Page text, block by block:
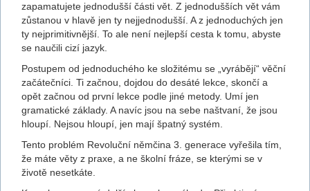
zapamatujete jednodušší části vět. Z jednodušších vět vám
zůstanou v hlavě jen ty nejjednodušší. A z jednoduchých jen
ty nejprimitivnější. To ale není nejlepší cesta k tomu, abyste
se naučili cizí jazyk.
Postupem od jednoduchého ke složitému se „vyrábějí“ věční
začátečníci. Ti začnou, dojdou do desáté lekce, skončí a
opět začnou od první lekce podle jiné metody. Umí jen
gramatické základy. A navíc jsou na sebe naštvaní, že jsou
hloupí. Nejsou hloupí, jen mají špatný systém.
Tento problém Revoluční němčina 3. generace vyřešila tím,
že máte věty z praxe, a ne školní fráze, se kterými se v
životě nesetkáte.